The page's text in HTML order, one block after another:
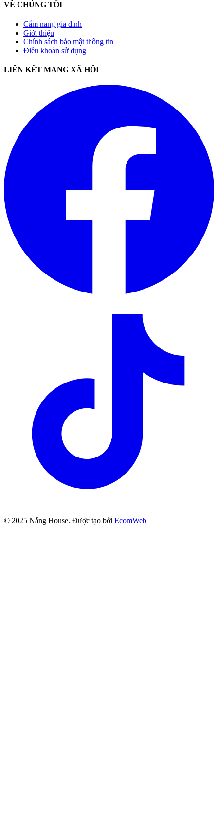
VỀ CHÚNG TÔI
Cẩm nang gia đình
Giới thiệu
Chính sách bảo mật thông tin
Điều khoản sử dụng
LIÊN KẾT MẠNG XÃ HỘI
© 2025 Nắng House. Được tạo bởi EcomWeb